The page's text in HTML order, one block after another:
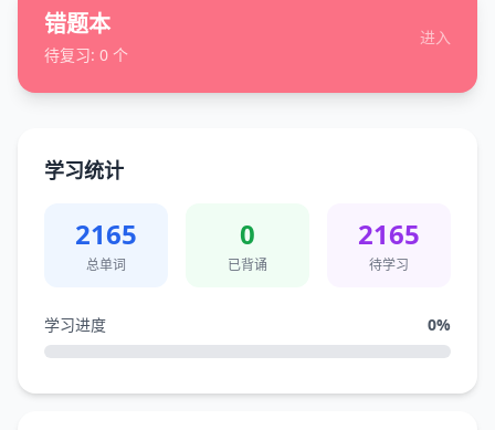
错题本
待复习: 0 个
进入
学习统计
2165
总单词
0
已背诵
2165
待学习
学习进度 0%